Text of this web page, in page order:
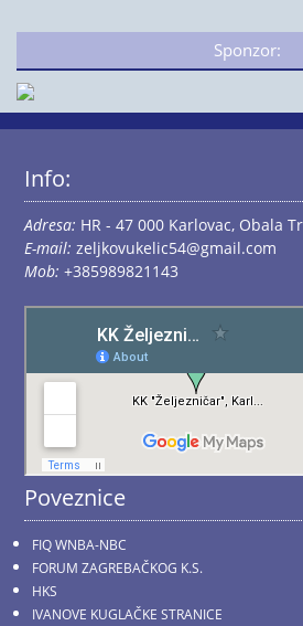
Sponzor:
Info:
Adresa: HR - 47 000 Karlovac, Obala
E-mail: zeljkovukelic54@gmail.com
Mob: +385989821143
Poveznice
FIQ WNBA-NBC
FORUM ZAGREBAČKOG K.S.
HKS
IVANOVE KUGLAČKE STRANICE